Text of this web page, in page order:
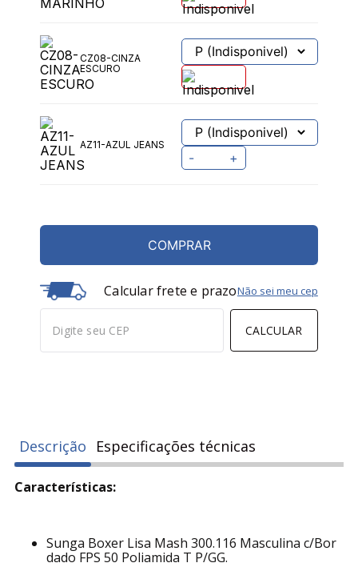
CZ08-CINZA
ESCURO
AZ11-AZUL JEANS
- +
COMPRAR
Calcular frete e prazo
CALCULAR
Não sei meu cep
Descrição Especificações técnicas
Características:
Sunga Boxer Lisa Mash 300.116 Masculina c/Bor
dado FPS 50 Poliamida T P/GG.